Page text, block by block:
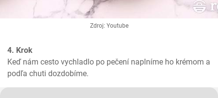
Zdroj: Youtube
4. Krok
Keď nám cesto vychladlo po pečení naplníme ho krémom a
podľa chuti dozdobíme.